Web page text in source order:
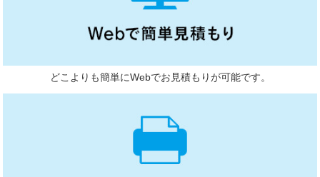
どこよりも簡単にWebでお見積もりが可能です。